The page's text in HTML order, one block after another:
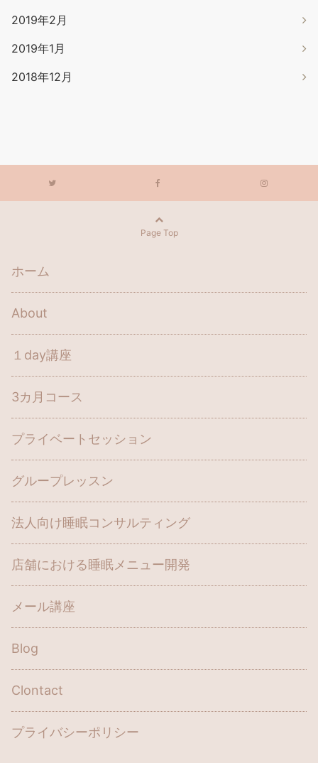
2019年2月
2019年1月
2018年12月
Page Top
ホーム
About
１day講座
3カ月コース
プライベートセッション
グループレッスン
法人向け睡眠コンサルティング
店舗における睡眠メニュー開発
メール講座
Blog
Clontact
プライバシーポリシー